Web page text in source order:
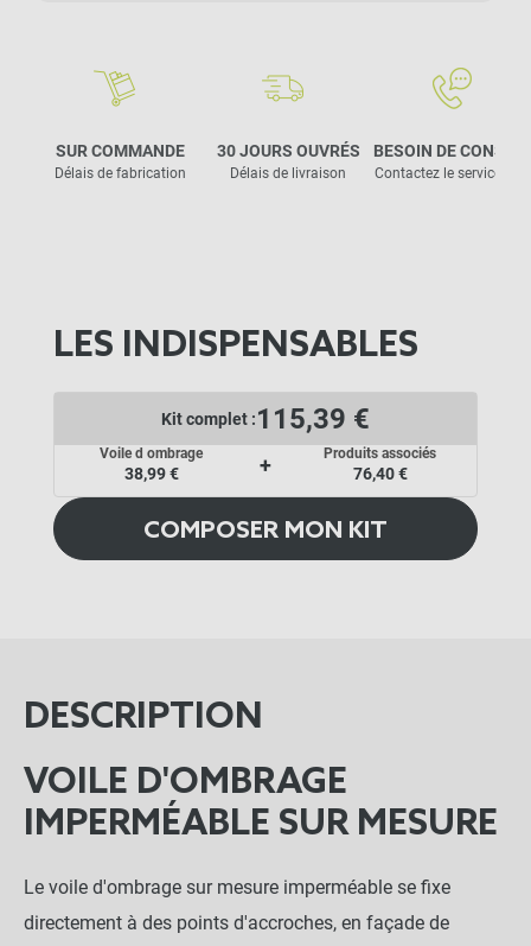
SUR COMMANDE
Délais de fabrication
30 JOURS OUVRÉS
Délais de livraison
BESOIN DE CONSEIL
Contactez le service
LES INDISPENSABLES
Kit complet :115,39 €
Voile d ombrage
38,99 € +
Produits associés
76,40 €
COMPOSER MON KIT
DESCRIPTION
VOILE D'OMBRAGE
IMPERMÉABLE SUR MESURE
Le voile d'ombrage sur mesure imperméable se fixe
directement à des points d'accroches, en façade de